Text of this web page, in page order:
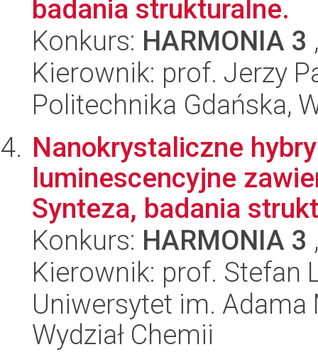
badania strukturalne.
Konkurs: HARMONIA 3
Kierownik: prof. Jerzy
Politechnika Gdańska,
Nanokrystaliczne
luminescencyjne
Synteza, badania
Konkurs: HARMONIA 3
Kierownik: prof. Stefan
Uniwersytet im.
Wydział Chemii